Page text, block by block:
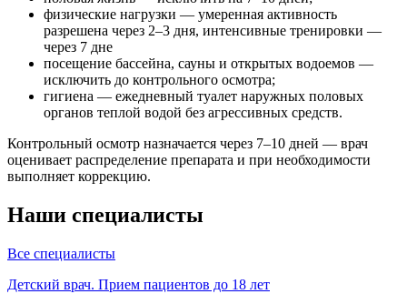
физические нагрузки — умеренная активность
разрешена через 2–3 дня, интенсивные тренировки —
через 7 дне
посещение бассейна, сауны и открытых водоемов —
исключить до контрольного осмотра;
гигиена — ежедневный туалет наружных половых
органов теплой водой без агрессивных средств.
Контрольный осмотр назначается через 7–10 дней — врач
оценивает распределение препарата и при необходимости
выполняет коррекцию.
Наши специалисты
Все специалисты
Детский врач. Прием пациентов до 18 лет